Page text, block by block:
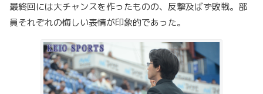
最終回には大チャンスを作ったものの、反撃及ばず敗戦。部
員それぞれの悔しい表情が印象的であった。